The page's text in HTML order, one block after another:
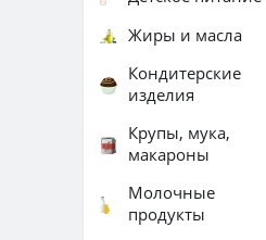
Жиры и масла
Кондитерские
изделия
Крупы, мука,
макароны
Молочные
продукты